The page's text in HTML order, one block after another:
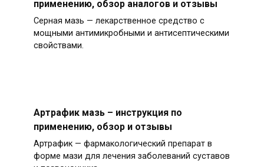
применению, обзор аналогов и отзывы
Серная мазь — лекарственное средство с
мощными антимикробными и антисептическими
свойствами.
Артрафик мазь – инструкция по
применению, обзор и отзывы
Артрафик — фармакологический препарат в
форме мази для лечения заболеваний суставов